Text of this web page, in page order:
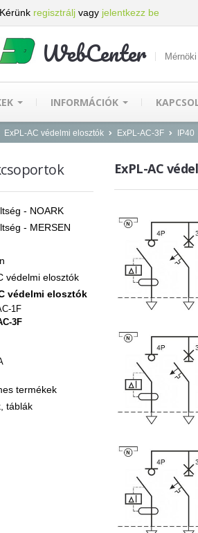
regisztrálj vagy jelentkezz be
WebCenter
INFORMÁCIÓK
ExPL-AC védelmi elosztók ExPL-AC-3F IP40
csoportok
- NOARK
- MERSEN
védelmi elosztók
védelmi elosztók
1F
3F
termékek
táblák
ExPL-AC